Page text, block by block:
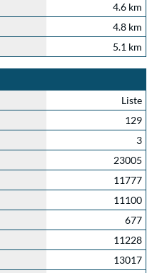
4.6 km
4.8 km
5.1 km
Liste
129
3
23005
11777
11100
677
11228
13017